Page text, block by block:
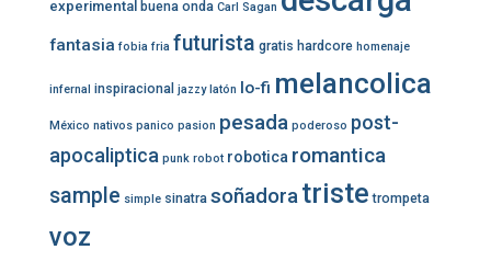
experimental buena onda Carl Sagan
fantasia fobia fria futurista gratis hardcore homenaje
infernal inspiracional jazzy latón lo-fi melancolica
México nativos panico pasion pesada poderoso post-
apocaliptica punk robot robotica romantica
sample simple sinatra soñadoratriste trompeta
voz